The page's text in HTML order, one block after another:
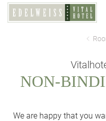
NON-
We are happy that you